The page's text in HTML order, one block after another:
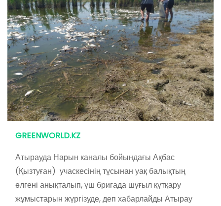
GREENWORLD.KZ
Атырауда Нарын каналы бойындағы Ақбас
(Қызтуған) учаскесінің тұсынан уақ балықтың
өлгені анықталып, үш бригада шұғыл құтқару
жұмыстарын жүргізуде, деп хабарлайды Атырау